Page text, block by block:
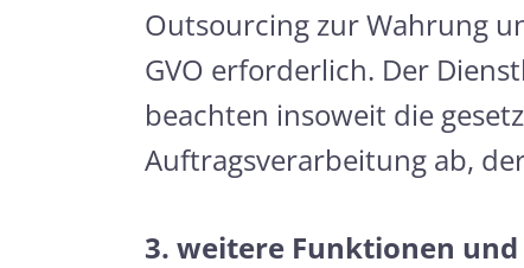
Outsourcing zur Wahrung
GVO erforderlich. Der
beachten insoweit die
Auftragsverarbeitung ab,
3. weitere Funktionen